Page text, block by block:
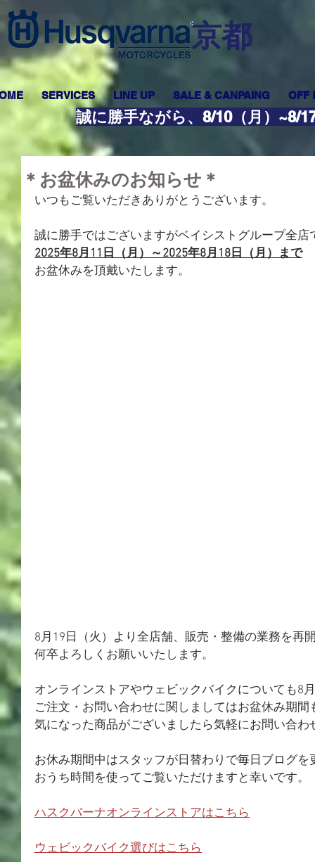
​京都
SERVICES LINE UP SALE & CANPAING OFF
誠に勝手ながら、8/10（月）~8/
＊お盆休みのお知らせ＊
いつもご覧いただきありがとうございます。
誠に勝手ではございますがベイシストグループ全店
2025年8月11日（月）～2025年8月18日（月）まで
お盆休みを頂戴いたします。
8月19日（火）より全店舗、販売・整備の業務を再
何卒よろしくお願いいたします。
オンラインストアやウェビックバイクについても8
ご注文・お問い合わせに関しましてはお盆休み期
気になった商品がございましたら気軽にお問い合わ
お休み期間中はスタッフが日替わりで毎日ブログを
おうち時間を使ってご覧いただけますと幸いです。
ハスクバーナオンラインストアはこちら
ウェビックバイク選びはこちら